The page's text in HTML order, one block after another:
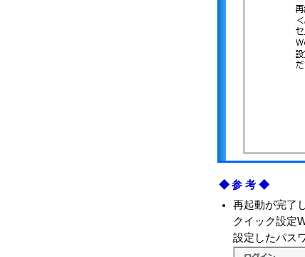
◆参考◆
再起動が完了
クイック設定
設定したパス